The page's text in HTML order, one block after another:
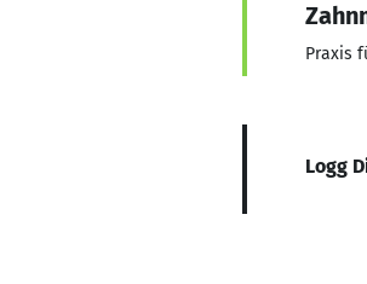
Praxis
Logg